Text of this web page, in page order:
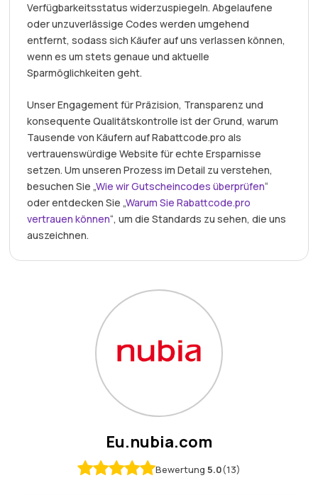
Verfügbarkeitsstatus widerzuspiegeln. Abgelaufene
oder unzuverlässige Codes werden umgehend
entfernt, sodass sich Käufer auf uns verlassen können,
wenn es um stets genaue und aktuelle
Sparmöglichkeiten geht.
Unser Engagement für Präzision, Transparenz und
konsequente Qualitätskontrolle ist der Grund, warum
Tausende von Käufern auf Rabattcode.pro als
vertrauenswürdige Website für echte Ersparnisse
setzen. Um unseren Prozess im Detail zu verstehen,
besuchen Sie „Wie wir Gutscheincodes überprüfen“
oder entdecken Sie „Warum Sie Rabattcode.pro
vertrauen können“, um die Standards zu sehen, die uns
auszeichnen.
Eu.nubia.com
Bewertung 5.0(13)